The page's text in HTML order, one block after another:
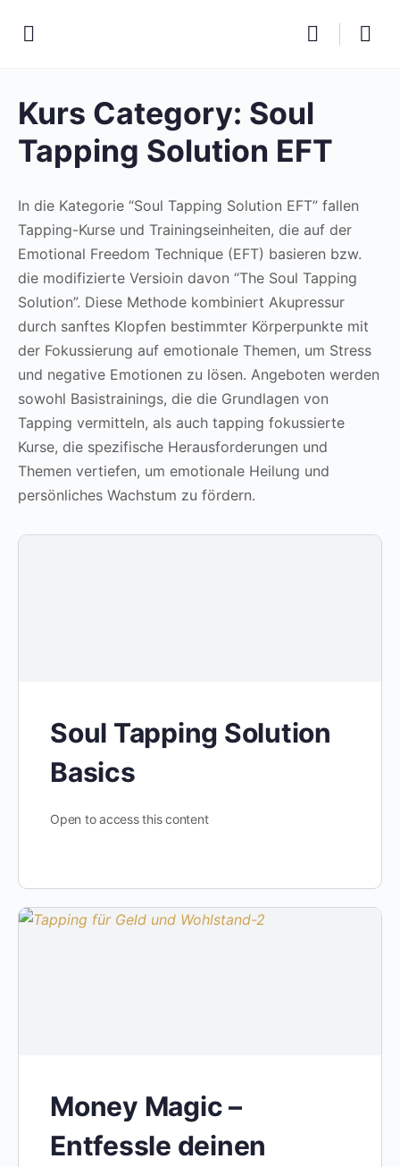
Kurs Category: Soul
Tapping Solution EFT
In die Kategorie “Soul Tapping Solution EFT” fallen
Tapping-Kurse und Trainingseinheiten, die auf der
Emotional Freedom Technique (EFT) basieren bzw.
die modifizierte Versioin davon “The Soul Tapping
Solution”. Diese Methode kombiniert Akupressur
durch sanftes Klopfen bestimmter Körperpunkte mit
der Fokussierung auf emotionale Themen, um Stress
und negative Emotionen zu lösen. Angeboten werden
sowohl Basistrainings, die die Grundlagen von
Tapping vermitteln, als auch tapping fokussierte
Kurse, die spezifische Herausforderungen und
Themen vertiefen, um emotionale Heilung und
persönliches Wachstum zu fördern.
Soul Tapping Solution
Basics
Open to access this content
Money Magic –
Entfessle deinen